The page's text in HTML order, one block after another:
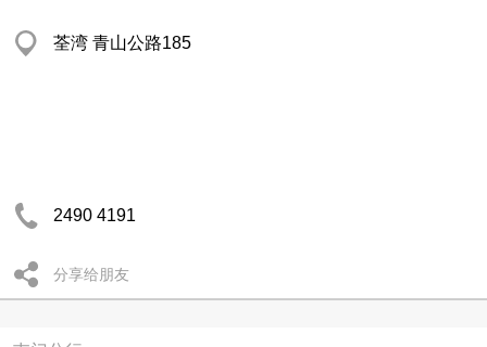
荃湾 青山公路185
2490 4191
分享给朋友